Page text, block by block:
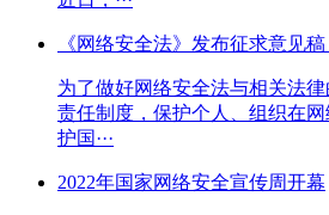
《网络安全法》发布征求意见稿
为了做好网络安全法与相关法
责任制度，保护个人、组织在
护国···
2022年国家网络安全宣传周开幕